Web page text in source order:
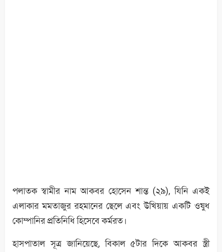
পলাতক স্বামীর নাম আকবর হোসেন শান্ত (২৯), যিনি একই
এলাকার মমতাজুর রহমানের ছেলে এবং উখিয়ায় একটি ওষুধ
কোম্পানির প্রতিনিধি হিসেবে কর্মরত।
হাসপাতাল সূত্র জানিয়েছে, বিকাল ৫টার দিকে আকবর স্ত্রী